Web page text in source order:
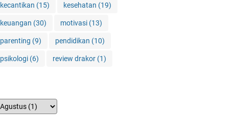
kecantikan (15) kesehatan (19)
keuangan (30) motivasi (13)
parenting (9) pendidikan (10)
psikologi (6) review drakor (1)